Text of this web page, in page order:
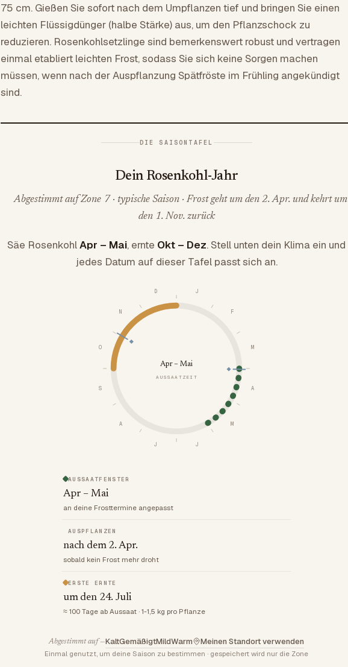
75 cm. Gießen Sie sofort nach dem Umpflanzen tief und bringen Sie einen
leichten Flüssigdünger (halbe Stärke) aus, um den Pflanzschock zu
reduzieren. Rosenkohlsetzlinge sind bemerkenswert robust und vertragen
einmal etabliert leichten Frost, sodass Sie sich keine Sorgen machen
müssen, wenn nach der Auspflanzung Spätfröste im Frühling angekündigt
sind.
DIE SAISONTAFEL
Dein Rosenkohl-Jahr
Abgestimmt auf Zone 7 · typische Saison · Frost geht um den 2. Apr. und kehrt um
den 1. Nov. zurück
Säe RosenkohlApr – Mai, ernte Okt – Dez. Stell unten dein Klima ein und
jedes Datum auf dieser Tafel passt sich an.
J
F
M
A
M
J
J
A
S
O
N
D
Apr – Mai
AUSSAATZEIT
AUSSAATFENSTER
Apr – Mai
an deine Frosttermine angepasst
AUSPFLANZEN
nach dem 2. Apr.
sobald kein Frost mehr droht
ERSTE ERNTE
um den 24. Juli
≈ 100 Tage ab Aussaat · 1-1,5 kg pro Pflanze
Abgestimmt auf —KaltGemäßigtMildWarm Meinen Standort verwenden
Einmal genutzt, um deine Saison zu bestimmen · gespeichert wird nur die Zone